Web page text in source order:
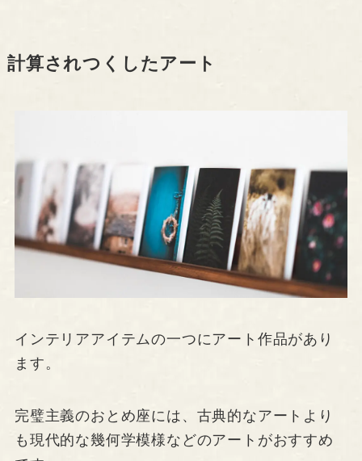
計算されつくしたアート
インテリアアイテムの一つにアート作品があり
ます。
完璧主義のおとめ座には、古典的なアートより
も現代的な幾何学模様などのアートがおすすめ